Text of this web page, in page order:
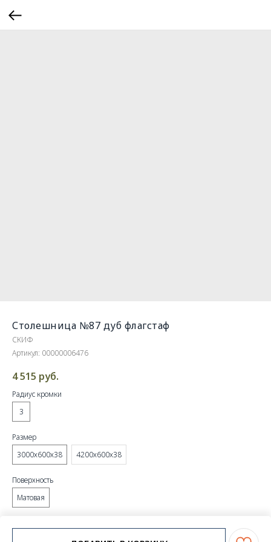
Столешница №87 дуб флагстаф
СКИФ
Артикул: 00000006476
4 515 руб.
Радиус кромки
3
Размер
3000х600х38
4200х600х38
Поверхность
Матовая
шт.